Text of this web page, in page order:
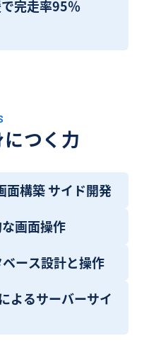
完走率95％
つく力
面構築 サイド開発
画面操作
ース設計と操作
るサーバーサイ